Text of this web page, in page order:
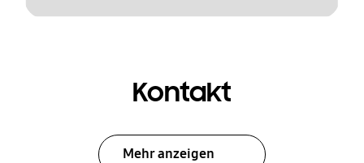
Kontakt
Mehr anzeigen